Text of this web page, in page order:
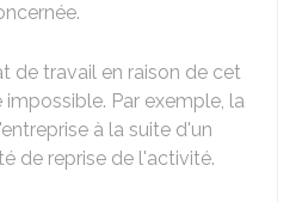
de travail en raison de cet
Par exemple, la
à la suite d'un
de reprise de l'activité.